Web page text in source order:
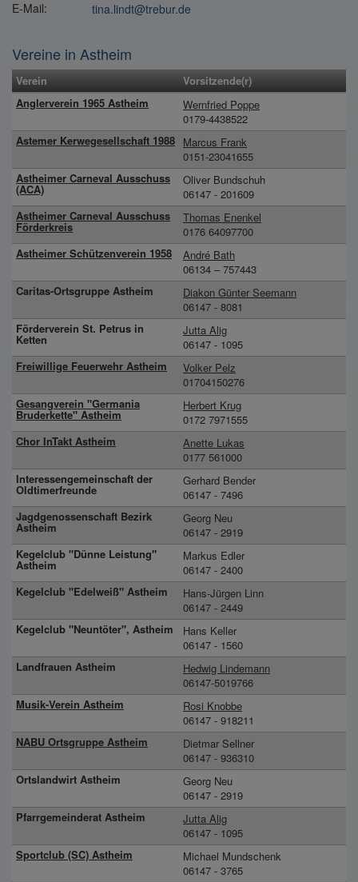
E-Mail:
tina.lindt@trebur.de
Vereine in Astheim
Verein
Vorsitzende(r)
Anglerverein 1965 Astheim
Wernfried Poppe
0179-4438522
Astemer Kerwegesellschaft 1988 Marcus Frank
0151-23041655
Astheimer Carneval Ausschuss
(ACA)
Oliver Bundschuh
06147 - 201609
Astheimer Carneval Ausschuss
Förderkreis
Thomas Enenkel
0176 64097700
Astheimer Schützenverein 1958
André Bath
06134 – 757443
Caritas-Ortsgruppe Astheim
Diakon Günter Seemann
06147 - 8081
Förderverein St. Petrus in
Ketten
Jutta Alig
06147 - 1095
Freiwillige Feuerwehr Astheim
Volker Pelz
01704150276
Gesangverein "Germania
Bruderkette" Astheim
Herbert Krug
0172 7971555
Chor InTakt Astheim
Anette Lukas
0177 561000
Interessengemeinschaft der
Oldtimerfreunde
Gerhard Bender
06147 - 7496
Jagdgenossenschaft Bezirk
Astheim
Georg Neu
06147 - 2919
Kegelclub "Dünne Leistung"
Astheim
Markus Edler
06147 - 2400
Kegelclub "Edelweiß" Astheim
Hans-Jürgen Linn
06147 - 2449
Kegelclub "Neuntöter", Astheim
Hans Keller
06147 - 1560
Landfrauen Astheim
Hedwig Lindemann
06147-5019766
Musik-Verein Astheim
Rosi Knobbe
06147 - 918211
NABU Ortsgruppe Astheim
Dietmar Sellner
06147 - 936310
Ortslandwirt Astheim
Georg Neu
06147 - 2919
Pfarrgemeinderat Astheim
Jutta Alig
06147 - 1095
Sportclub (SC) Astheim
Michael Mundschenk
06147 - 3765